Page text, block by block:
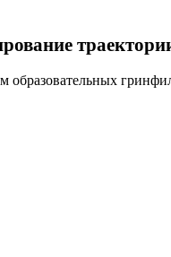
образовательных